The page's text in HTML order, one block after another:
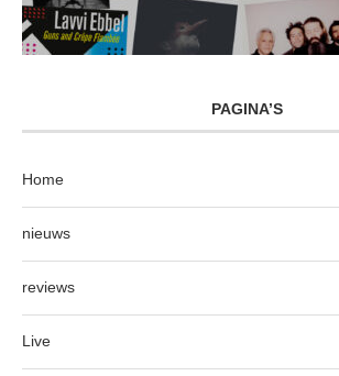
PAGINA’S
Home
nieuws
reviews
Live